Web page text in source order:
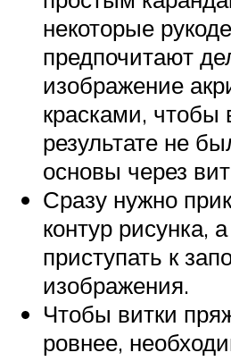
некоторые
предпочитают
изображение
красками, чтобы
результате не
основы через
Сразу нужно
контур рисунка,
приступать к
изображения.
Чтобы витки
ровнее,